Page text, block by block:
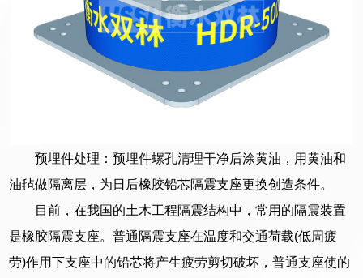
预埋件处理：预埋件螺孔清理干净后涂黄油，用黄油和
油毡做隔离层，为日后橡胶铅芯隔震支座更换创造条件。
目前，在我国的土木工程隔震结构中，常用的隔震装置
是橡胶隔震支座。普通隔震支座在温度和交通荷载(低周疲
劳)作用下支座中的铅芯将产生疲劳剪切破坏，普通支座使的